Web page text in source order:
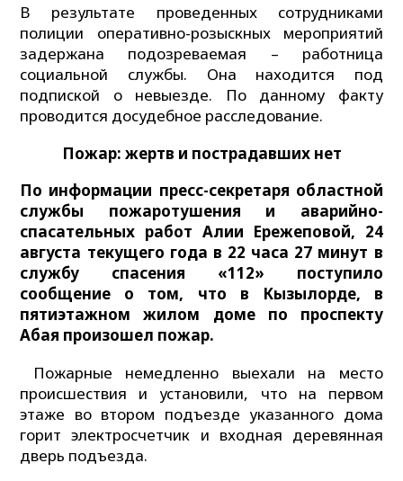
В результате проведенных сотрудниками
полиции оперативно-розыскных мероприятий
задержана подозреваемая – работница
социальной службы. Она находится под
подпиской о невыезде. По данному факту
проводится досудебное расследование.
Пожар: жертв и пострадавших нет
По информации пресс-секретаря областной
службы пожаротушения и аварийно-
спасательных работ Алии Ережеповой, 24
августа текущего года в 22 часа 27 минут в
службу спасения «112» поступило
сообщение о том, что в Кызылорде, в
пятиэтажном жилом доме по проспекту
Абая произошел пожар.
Пожарные немедленно выехали на место
происшествия и установили, что на первом
этаже во втором подъезде указанного дома
горит электросчетчик и входная деревянная
дверь подъезда.